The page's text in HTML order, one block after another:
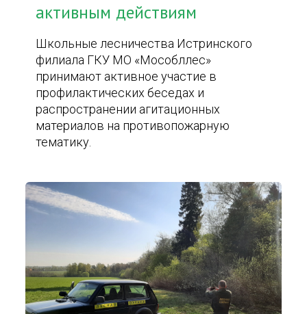
активным действиям
Школьные лесничества Истринского
филиала ГКУ МО «Мособллес»
принимают активное участие в
профилактических беседах и
распространении агитационных
материалов на противопожарную
тематику.